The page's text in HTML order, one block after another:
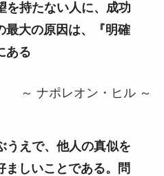
を持たない人に、成功
最大の原因は、『明確
ある
～ ナポレオン・ヒル ～
うえで、他人の真似を
ましいことである。問